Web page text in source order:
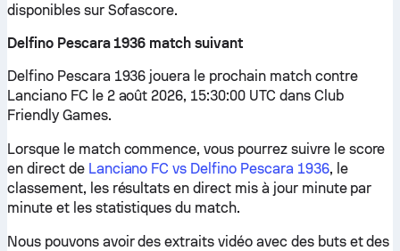
disponibles sur Sofascore.
Delfino Pescara 1936 match suivant
Delfino Pescara 1936 jouera le prochain match contre
Lanciano FC le 2 août 2026, 15:30:00 UTC dans Club
Friendly Games.
Lorsque le match commence, vous pourrez suivre le score
en direct de Lanciano FC vs Delfino Pescara 1936, le
classement, les résultats en direct mis à jour minute par
minute et les statistiques du match.
Nous pouvons avoir des extraits vidéo avec des buts et des